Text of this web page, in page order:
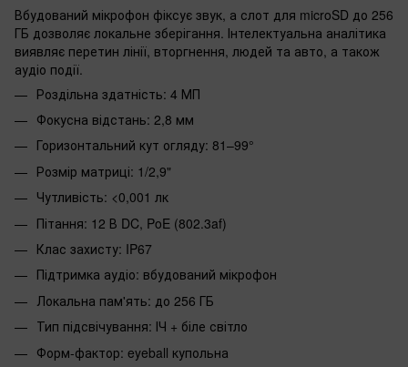
Вбудований мікрофон фіксує звук, а слот для microSD до 256
ГБ дозволяє локальне зберігання. Інтелектуальна аналітика
виявляє перетин лінії, вторгнення, людей та авто, а також
аудіо події.
Роздільна здатність: 4 МП
Фокусна відстань: 2,8 мм
Горизонтальний кут огляду: 81–99°
Розмір матриці: 1/2,9"
Чутливість: <0,001 лк
Пітання: 12 В DC, PoE (802.3af)
Клас захисту: IP67
Підтримка аудіо: вбудований мікрофон
Локальна пам'ять: до 256 ГБ
Тип підсвічування: ІЧ + біле світло
Форм-фактор: eyeball купольна